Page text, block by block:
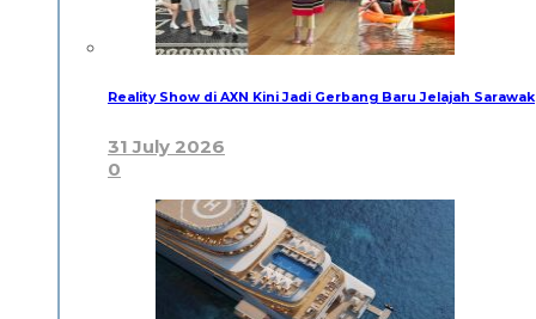
Reality Show di AXN Kini Jadi Gerbang Baru Jelajah Sarawak
31 July 2026
0